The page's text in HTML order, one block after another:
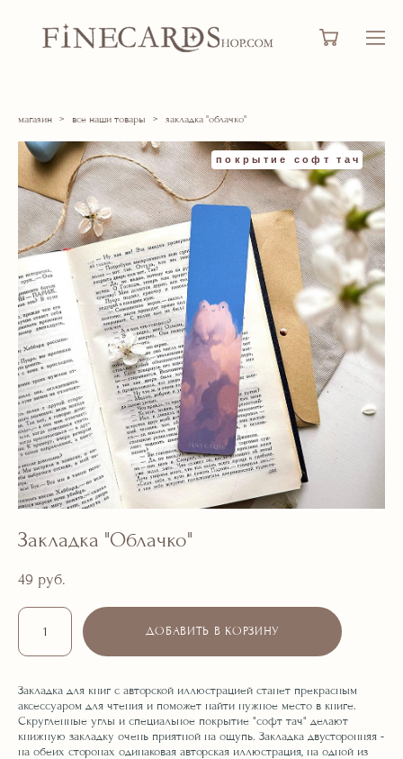
магазин > все наши товары > закладка "облачко"
покрытие софт тач
Закладка "Облачко"
49 pуб.
ДОБАВИТЬ В КОРЗИНУ
Закладка для книг с авторской иллюстрацией станет прекрасным
аксессуаром для чтения и поможет найти нужное место в книге.
Скругленные углы и специальное покрытие "софт тач" делают
книжную закладку очень приятной на ощупь. Закладка двусторонняя -
на обеих сторонах одинаковая авторская иллюстрация, на одной из